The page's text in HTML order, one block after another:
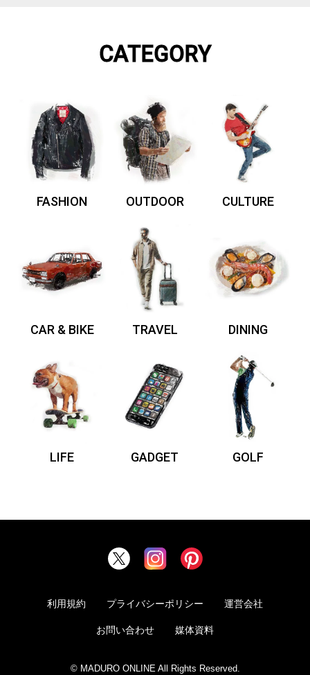
CATEGORY
FASHION OUTDOOR CULTURE
CAR & BIKE TRAVEL DINING
LIFE GADGET GOLF
利用規約 プライバシーポリシー 運営会社
お問い合わせ 媒体資料
© MADURO ONLINE All Rights Reserved.